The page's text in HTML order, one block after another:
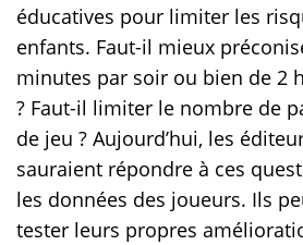
éducatives pour limiter les
enfants. Faut-il mieux
minutes par soir ou bien de 2
? Faut-il limiter le nombre de
de jeu ? Aujourd’hui, les
sauraient répondre à ces
les données des joueurs. Ils
tester leurs propres